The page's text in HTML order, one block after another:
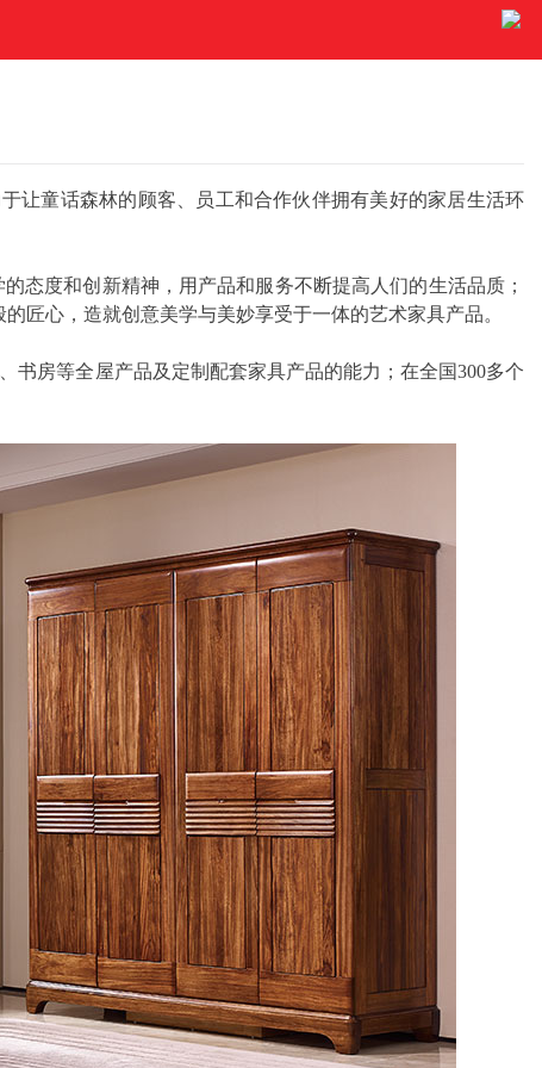
童话森林的顾客、员工和合作伙伴拥有美好的家居生活环
度和创新精神，用产品和服务不断提高人们的生活品质；
匠心，造就创意美学与美妙享受于一体的艺术家具产品。
房等全屋产品及定制配套家具产品的能力；在全国300多个